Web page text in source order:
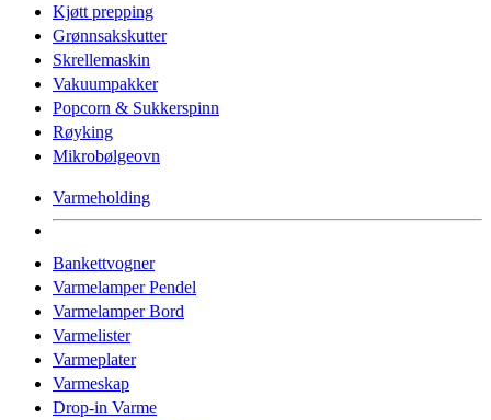
Kjøtt prepping
Grønnsakskutter
Skrellemaskin
Vakuumpakker
Popcorn & Sukkerspinn
Røyking
Mikrobølgeovn
Varmeholding
Bankettvogner
Varmelamper Pendel
Varmelamper Bord
Varmelister
Varmeplater
Varmeskap
Drop-in Varme